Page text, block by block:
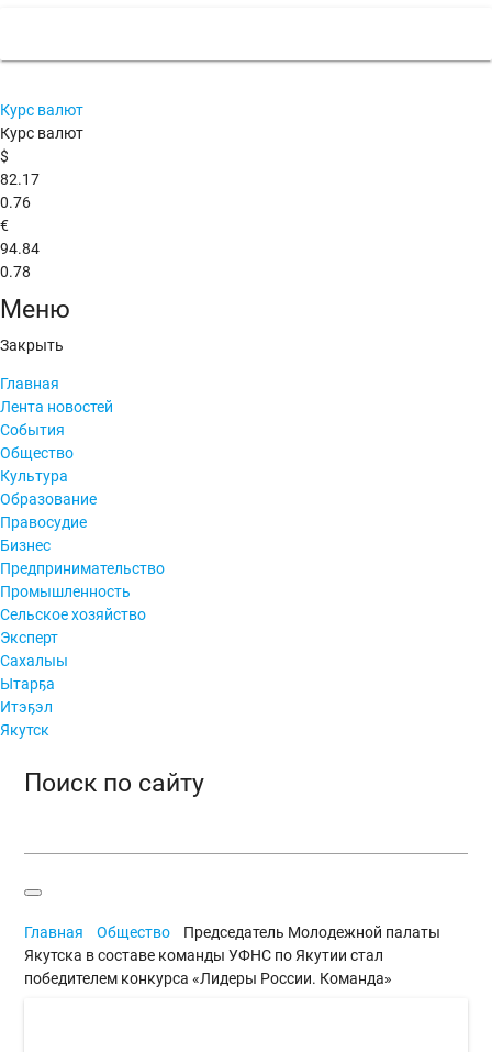
Курс валют
Курс валют
$
82.17
0.76
€
94.84
0.78
Меню
Закрыть
Главная
Лента новостей
События
Общество
Культура
Образование
Правосудие
Бизнес
Предпринимательство
Промышленность
Сельское хозяйство
Эксперт
Сахалыы
Ытарҕа
Итэҕэл
Якутск
Поиск по сайту
Главная Общество
Председатель Молодежной палаты
Якутска в составе команды УФНС по Якутии стал
победителем конкурса «Лидеры России. Команда»